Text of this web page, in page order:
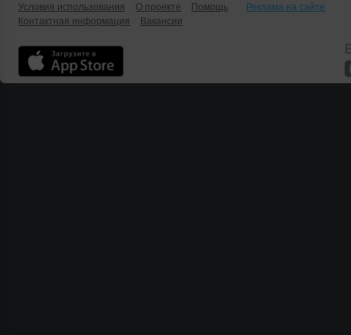
Условия использования
О проекте Помощь
Реклама на сайте
Контактная информация
Вакансии